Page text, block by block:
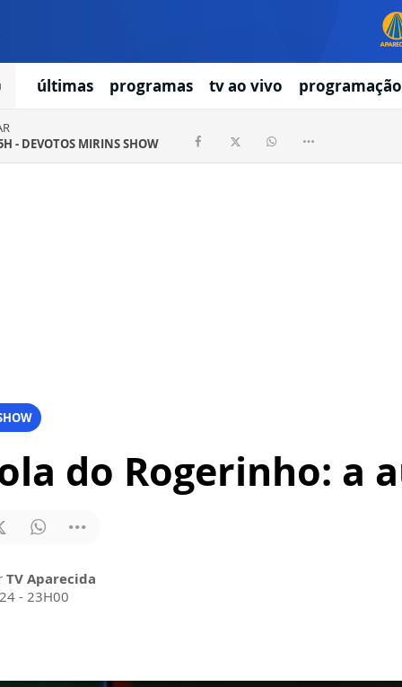
últimas programas tv ao vivo programação
- DEVOTOS MIRINS SHOW
do Rogerinho: a
TV Aparecida
- 23H00